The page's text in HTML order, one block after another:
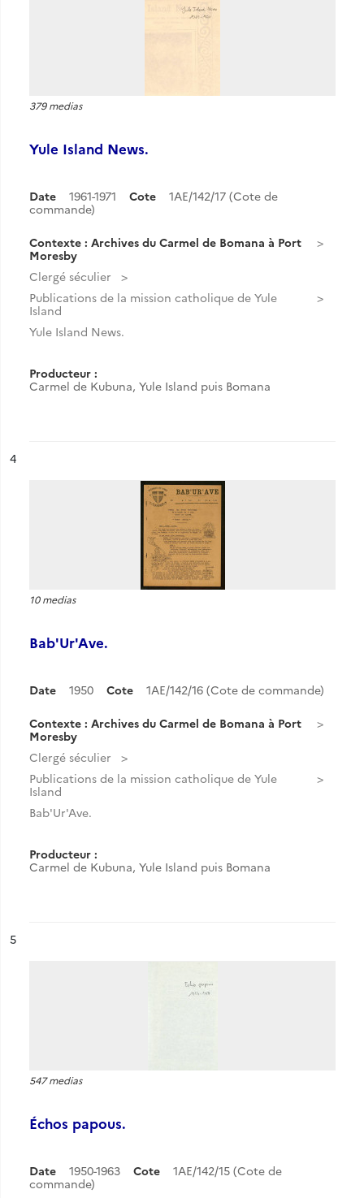
379 medias
Yule Island News.
Date 1961-1971 Cote
1AE/142/17 (Cote de
commande)
Contexte : Archives du Carmel de Bomana à Port
Moresby
Clergé séculier
Publications de la mission catholique de Yule
Island
Yule Island News.
Producteur :
Carmel de Kubuna, Yule Island puis Bomana
n°
4
10 medias
Bab'Ur'Ave.
Date 1950 Cote 1AE/142/16 (Cote de commande)
Contexte : Archives du Carmel de Bomana à Port
Moresby
Clergé séculier
Publications de la mission catholique de Yule
Island
Bab'Ur'Ave.
Producteur :
Carmel de Kubuna, Yule Island puis Bomana
n°
5
547 medias
Échos papous.
Date 1950-1963 Cote
1AE/142/15 (Cote de
commande)